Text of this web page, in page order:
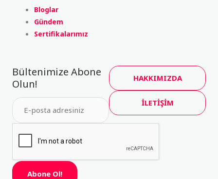
Bloglar
Gündem
Sertifikalarımız
Bültenimize Abone
Olun!
Abone Ol!
HAKKIMIZDA
İLETİŞİM